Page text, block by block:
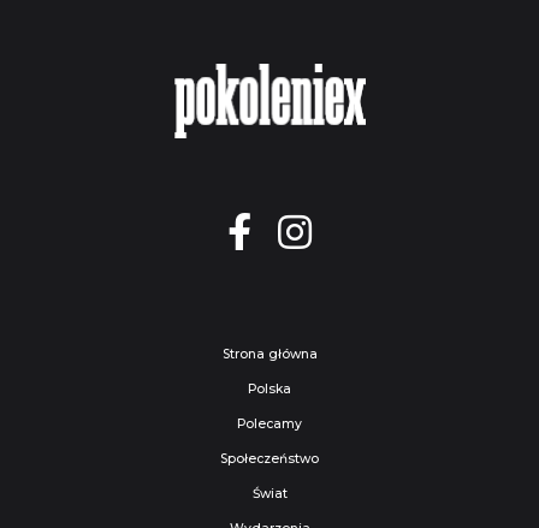
Strona główna
Polska
Polecamy
Społeczeństwo
Świat